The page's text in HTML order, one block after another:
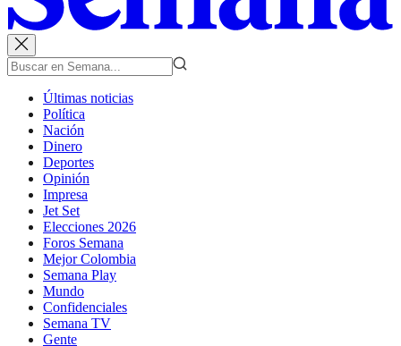
Últimas noticias
Política
Nación
Dinero
Deportes
Opinión
Impresa
Jet Set
Elecciones 2026
Foros Semana
Mejor Colombia
Semana Play
Mundo
Confidenciales
Semana TV
Gente